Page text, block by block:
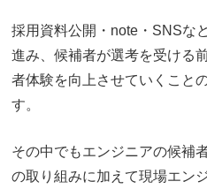
採用資料公開・note・SNSな
進み、候補者が選考を受ける
者体験を向上させていくこと
す。
その中でもエンジニアの候補
の取り組みに加えて現場エン